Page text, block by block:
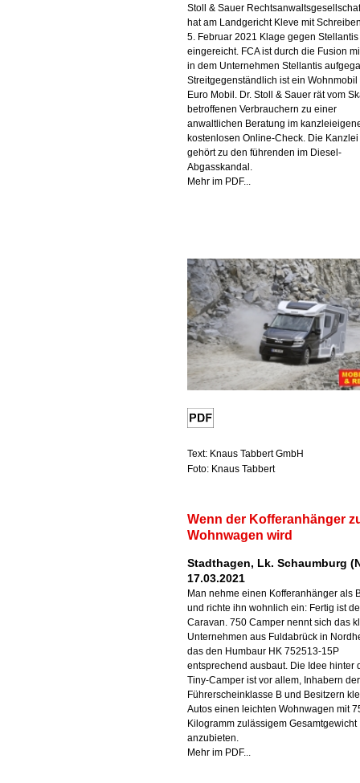
Stoll & Sauer
hat am Landgericht Kleve mit
5. Februar 2021 Klage gegen Stellantis
eingereicht. FCA ist durch die Fusion
in dem Unternehmen Stellantis
Streitgegenständlich ist ein Wohnmobil
Euro Mobil. Dr. Stoll & Sauer rät vom
betroffenen Verbrauchern zu einer
anwaltlichen Beratung im
kostenlosen Online-Check. Die Kanzlei
gehört zu den führenden im Diesel-
Abgasskandal.
Mehr im PDF...
Text: Knaus Tabbert GmbH
Foto: Knaus Tabbert
Wenn der Kofferanhänger
Wohnwagen wird
Stadthagen, Lk. Schaumburg
17.03.2021
Man nehme einen Kofferanhänger als
und richte ihn wohnlich ein: Fertig ist
Caravan. 750 Camper nennt sich das
Unternehmen aus Fuldabrück in
das den Humbaur HK 752513-15P
entsprechend ausbaut. Die Idee hinter
Tiny-Camper ist vor allem, Inhabern
Führerscheinklasse B und Besitzern
Autos einen leichten Wohnwagen mit
Kilogramm zulässigem Gesamtgewicht
anzubieten.
Mehr im PDF...